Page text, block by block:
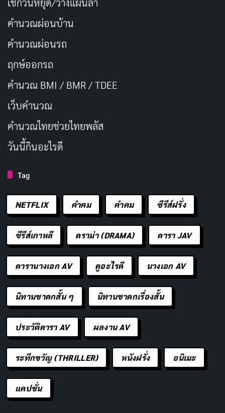
Windows หลัก ทำให้ระบบติดอยู่ในลูปการบูตไม่สำเร็จ
เครื่องคอมพิวเตอร์ที่ได้รับผลกระทบจะแสดงข้อความผิด
พลาดว่า “ดูเหมือนว่า Windows จะโหลดไม่ถูกต้อง” พร้อม
ให้ตัวเลือกในการแก้ไขปัญหาหรือรีสตาร์ทเครื่อง
ผลกระทบที่เกิดขึ้น
ผลกระทบจากเหตุการณ์นี้รุนแรงและกว้างขวาง องค์กร
หลายแห่งต้องหันกลับไปใช้วิธีการทำงานแบบดั้งเดิมด้วย
มือ เช่น สายการบินในอินเดียที่ต้องออกบัตรโดยสารด้วย
มือแทนการใช้ระบบคอมพิวเตอร์ ธนาคารหลายแห่งไม่
สามารถให้บริการลูกค้าได้ตามปกติ ในขณะที่สถานี
โทรทัศน์บางแห่งต้องยกเลิกการออกอากาศรายการสด
ความเสียหายไม่ได้จำกัดอยู่เพียงแค่การสูญเสียรายได้และ
ความไม่สะดวกเท่านั้น แต่ยังส่งผลกระทบต่อความเชื่อมั่น
ของลูกค้าและภาพลักษณ์ขององค์กรอีกด้วย หลายบริษัท
ต้องเผชิญกับคำถามเกี่ยวกับความพร้อมในการรับมือกับ
เหตุการณ์ฉุกเฉินและการพึ่งพาเทคโนโลยีมากเกินไป
คำนวณผ่อนบ้าน
คำนวณผ่อนรถ
ฤกษ์ออกรถ
คำนวณ BMI / BMR / TDEE
เว็บคํานวณ
คํานวณไทยช่วยไทยพลัส
วันนี้กินอะไรดี
Tag
NETFLIX คำคม คําคม ซีรีส์ฝรั่ง
ซีรีส์เกาหลี ดราม่า (DRAMA) ดารา JAV
ดารานางเอก AV ดูอะไรดี นางเอก AV
นิทานชาดกสั้น ๆ นิทานชาดกเรื่องสั้น
ประวัติดารา AV ผลงาน AV
ระทึกขวัญ (THRILLER) หนังฝรั่ง อนิเมะ
แคปชั่น